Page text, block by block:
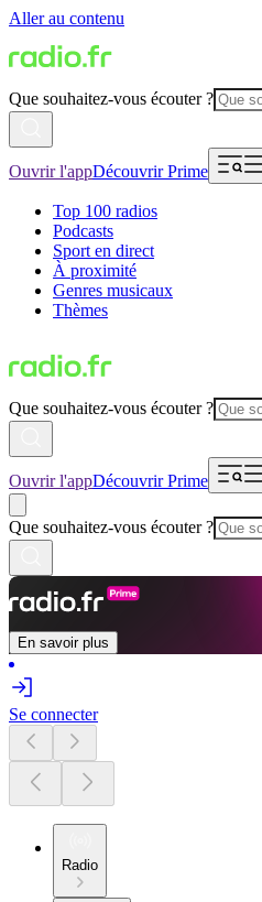
Aller au contenu
Que souhaitez-vous écouter ?
Ouvrir l'appDécouvrir Prime
Top 100 radios
Podcasts
Sport en direct
À proximité
Genres musicaux
Thèmes
Que souhaitez-vous écouter ?
Ouvrir l'appDécouvrir Prime
Que souhaitez-vous écouter ?
En savoir plus
Se connecter
Radio